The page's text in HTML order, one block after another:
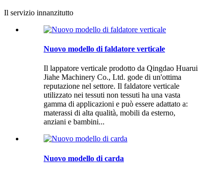
Il servizio innanzitutto
Nuovo modello di faldatore verticale
Il lappatore verticale prodotto da Qingdao Huarui
Jiahe Machinery Co., Ltd. gode di un'ottima
reputazione nel settore. Il faldatore verticale
utilizzato nei tessuti non tessuti ha una vasta
gamma di applicazioni e può essere adattato a:
materassi di alta qualità, mobili da esterno,
anziani e bambini...
Nuovo modello di carda